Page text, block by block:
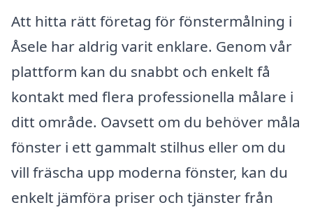
Att hitta rätt företag för fönstermålning i
Åsele har aldrig varit enklare. Genom vår
plattform kan du snabbt och enkelt få
kontakt med flera professionella målare i
ditt område. Oavsett om du behöver måla
fönster i ett gammalt stilhus eller om du
vill fräscha upp moderna fönster, kan du
enkelt jämföra priser och tjänster från